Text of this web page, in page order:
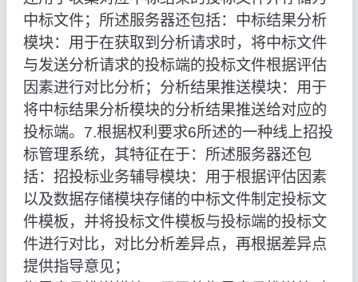
中标文件；所述服务器还包括：中标结果分析
模块：用于在获取到分析请求时，将中标文件
与发送分析请求的投标端的投标文件根据评估
因素进行对比分析；分析结果推送模块：用于
将中标结果分析模块的分析结果推送给对应的
投标端。7.根据权利要求6所述的一种线上招投
标管理系统，其特征在于：所述服务器还包
括：招投标业务辅导模块：用于根据评估因素
以及数据存储模块存储的中标文件制定投标文
件模板，并将投标文件模板与投标端的投标文
件进行对比，对比分析差异点，再根据差异点
提供指导意见；